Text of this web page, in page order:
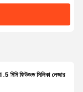
মিমি ফিউজড সিলিকা লেজার